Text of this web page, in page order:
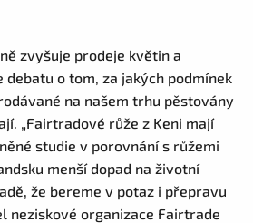
zvyšuje prodeje květin a
o tom, za jakých podmínek
na našem trhu pěstovány
„Fairtradové růže z Keni mají
studie v porovnání s růžemi
menší dopad na životní
že bereme v potaz i přepravu
neziskové organizace Fairtrade